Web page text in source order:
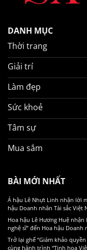
DANH MỤC
Thời trang
Giải trí
Làm đẹp
Sức khoẻ
Tâm sự
Mua sắm
BÀI MỚI NHẤT
Á hậu Lê Nhựt Linh nhận lời
hậu Doanh nhân Tài sắc Việt
Hoa hậu Lê Hương Huệ
nghệ sĩ” đến Hoa hậu Doanh
Trở lại ghế “Giám khảo
cùng hành trình “Tinh hoa